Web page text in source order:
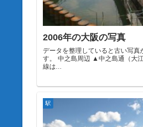
2006年の大阪の写真
データを整理していると古い写真
す。 中之島周辺 ▲中之島通（大
線は...
駅